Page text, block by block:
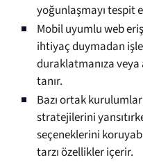
yoğunlaşmayı tespit
Mobil uyumlu web
ihtiyaç duymadan
duraklatmanıza
tanır.
Bazı ortak
stratejilerini
seçeneklerini
tarzı özellikler içerir.